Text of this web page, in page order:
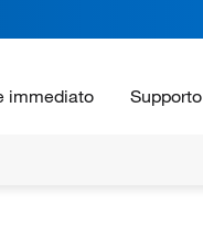
immediato Supporto